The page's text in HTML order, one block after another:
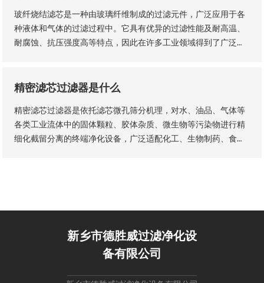
玻纤烧结滤芯是一种由玻璃纤维制成的过滤元件，广泛应用于各
种液体和气体的过滤过程中。它具有优异的过滤性能及耐高温、
耐腐蚀、抗压强度高等特点，因此在许多工业领域得到了广泛的
精密滤芯过滤器是什么
精密滤芯过滤器是依托滤芯微孔筛分机理，对水、油品、气体等
各类工业流体中的固体颗粒、胶体杂质、微生物等污染物进行精
细化截留分离的终端净化设备，广泛适配化工、生物制药、食品
新乡市德胜威过滤净化设
备有限公司